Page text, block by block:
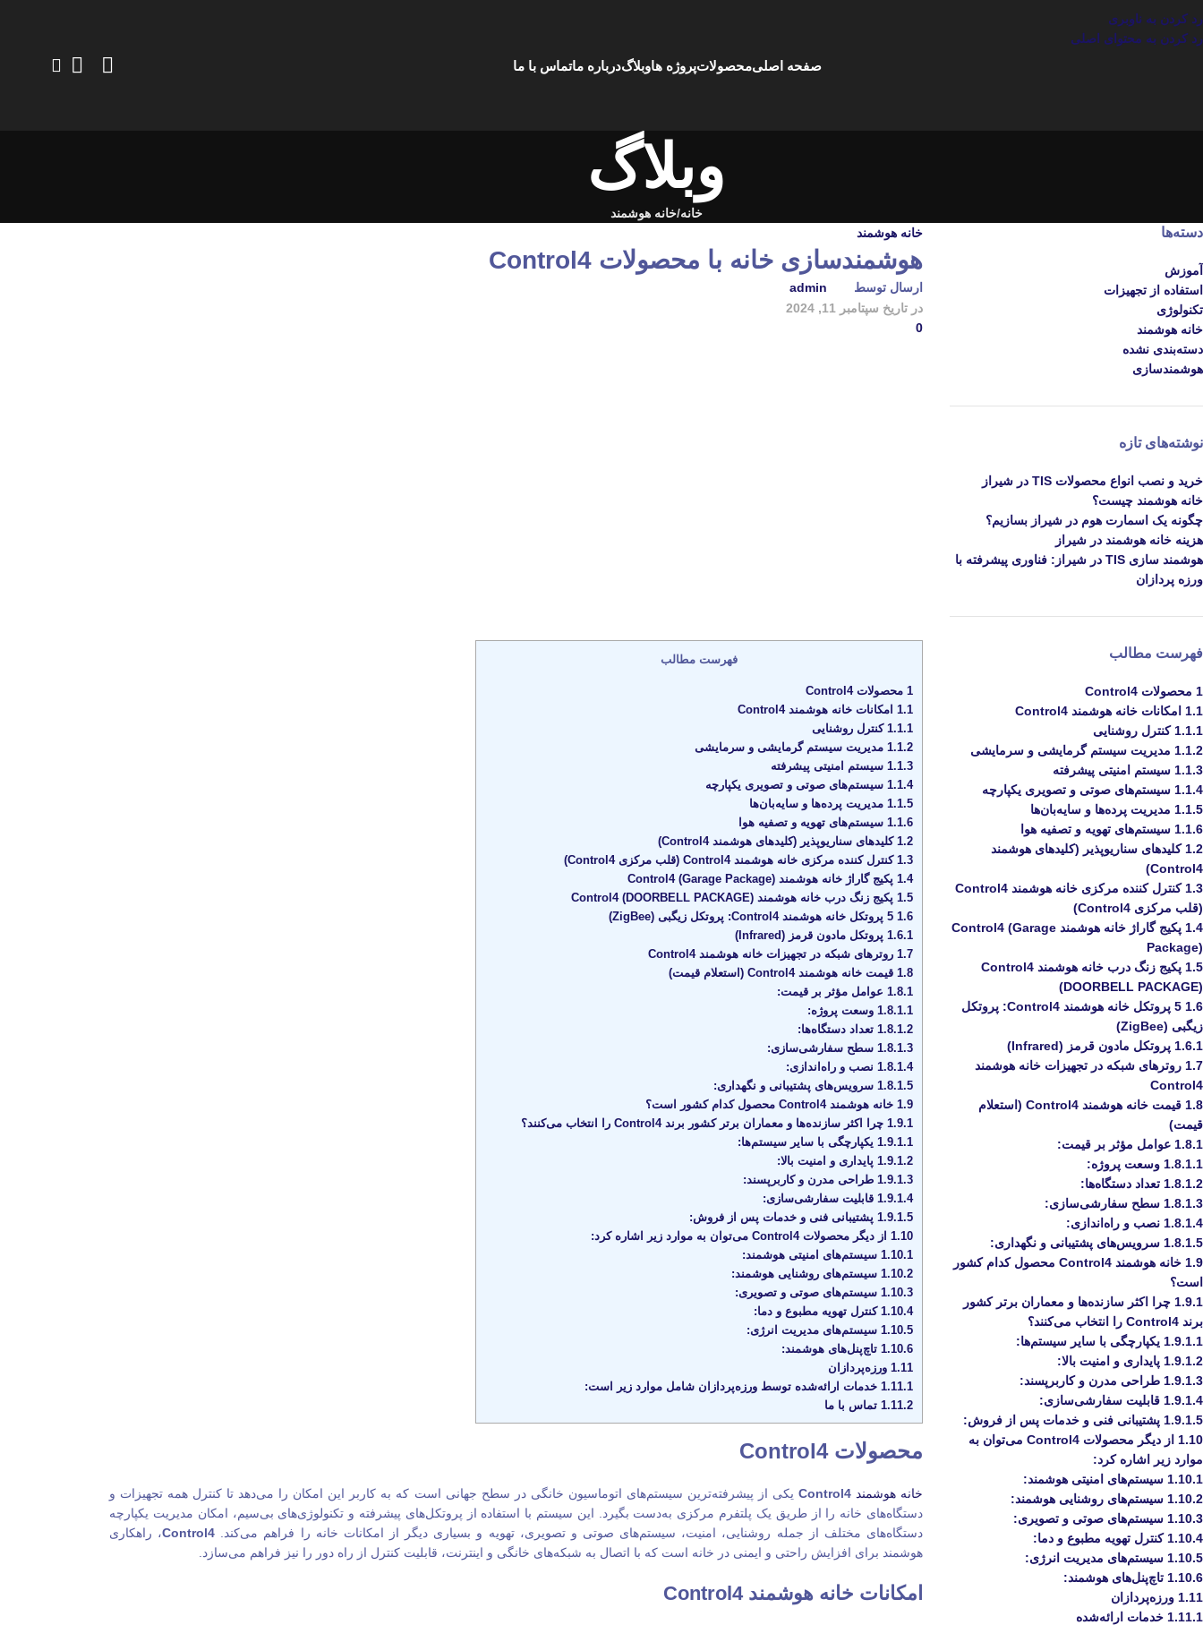
رد کردن به ناوبری
رد کردن به محتوای اصلی
صفحه اصلیمحصولاتپروژه هاوبلاگدرباره ماتماس با ما
وبلاگ
خانه خانه هوشمند
دسته‌ها
آموزش
استفاده از تجهیزات
تکنولوژی
خانه هوشمند
دسته‌بندی نشده
هوشمندسازی
نوشته‌های تازه
خرید و نصب انواع محصولات TIS در شیراز
خانه هوشمند چیست؟
چگونه یک اسمارت هوم در شیراز بسازیم؟
هزینه خانه هوشمند در شیراز
هوشمند سازی TIS در شیراز: فناوری پیشرفته با
ورزه پردازان
فهرست مطالب
1 محصولات Control4
1.1 امکانات خانه هوشمند Control4
1.1.1 کنترل روشنایی
1.1.2 مدیریت سیستم گرمایشی و سرمایشی
1.1.3 سیستم امنیتی پیشرفته
1.1.4 سیستم‌های صوتی و تصویری یکپارچه
1.1.5 مدیریت پرده‌ها و سایه‌بان‌ها
1.1.6 سیستم‌های تهویه و تصفیه هوا
1.2 کلیدهای سناریوپذیر (کلیدهای هوشمند
Control4)
1.3
کنترل کننده مرکزی خانه هوشمند Control4
(قلب مرکزی Control4)
1.4
پکیج گاراژ خانه هوشمند Control4 (Garage
Package)
1.5
پکیج زنگ درب خانه هوشمند Control4
(DOORBELL PACKAGE)
1.6
5 پروتکل خانه هوشمند Control4: پروتکل
زیگبی (ZigBee)
1.6.1 پروتکل مادون قرمز (Infrared)
1.7 روترهای شبکه در تجهیزات خانه هوشمند
Control4
1.8
قیمت خانه هوشمند Control4 (استعلام
قیمت)
1.8.1 عوامل مؤثر بر قیمت:
1.8.1.1 وسعت پروژه:
1.8.1.2 تعداد دستگاه‌ها:
1.8.1.3 سطح سفارشی‌سازی:
1.8.1.4 نصب و راه‌اندازی:
1.8.1.5 سرویس‌های پشتیبانی و نگهداری:
1.9
خانه هوشمند Control4 محصول کدام کشور
است؟
1.9.1 چرا اکثر سازنده‌ها و معماران برتر کشور
برند Control4 را انتخاب می‌کنند؟
1.9.1.1 یکپارچگی با سایر سیستم‌ها:
1.9.1.2 پایداری و امنیت بالا:
1.9.1.3 طراحی مدرن و کاربرپسند:
1.9.1.4 قابلیت سفارشی‌سازی:
1.9.1.5 پشتیبانی فنی و خدمات پس از فروش:
1.10
از دیگر محصولات Control4 می‌توان به
موارد زیر اشاره کرد:
1.10.1 سیستم‌های امنیتی هوشمند:
1.10.2 سیستم‌های روشنایی هوشمند:
1.10.3 سیستم‌های صوتی و تصویری:
1.10.4 کنترل تهویه مطبوع و دما:
1.10.5 سیستم‌های مدیریت انرژی:
1.10.6 تاچ‌پنل‌های هوشمند:
1.11 ورزه‌پردازان
1.11.1 خدمات ارائه‌شده
خانه هوشمند
هوشمند‌سازی خانه با محصولات Control4
ارسال توسط
admin
در تاریخ سپتامبر 11, 2024
0
فهرست مطالب
1 محصولات Control4
1.1 امکانات خانه هوشمند Control4
1.1.1 کنترل روشنایی
1.1.2 مدیریت سیستم گرمایشی و سرمایشی
1.1.3 سیستم امنیتی پیشرفته
1.1.4 سیستم‌های صوتی و تصویری یکپارچه
1.1.5 مدیریت پرده‌ها و سایه‌بان‌ها
1.1.6 سیستم‌های تهویه و تصفیه هوا
1.2 کلیدهای سناریوپذیر (کلیدهای هوشمند Control4)
1.3 کنترل کننده مرکزی خانه هوشمند Control4 (قلب مرکزی Control4)
1.4 پکیج گاراژ خانه هوشمند Control4 (Garage Package)
1.5 پکیج زنگ درب خانه هوشمند Control4 (DOORBELL PACKAGE)
1.6
1.6.1 پروتکل مادون قرمز (Infrared)
1.7 روترهای شبکه در تجهیزات خانه هوشمند Control4
1.8 قیمت خانه هوشمند Control4 (استعلام قیمت)
1.8.1 عوامل مؤثر بر قیمت:
1.8.1.1 وسعت پروژه:
1.8.1.2 تعداد دستگاه‌ها:
1.8.1.3 سطح سفارشی‌سازی:
1.8.1.4 نصب و راه‌اندازی:
1.8.1.5 سرویس‌های پشتیبانی و نگهداری:
1.9 خانه هوشمند Control4 محصول کدام کشور است؟
1.9.1 چرا اکثر سازنده‌ها و معماران برتر کشور برند Control4 را انتخاب می‌کنند؟
1.9.1.1 یکپارچگی با سایر سیستم‌ها:
1.9.1.2 پایداری و امنیت بالا:
1.9.1.3 طراحی مدرن و کاربرپسند:
1.9.1.4 قابلیت سفارشی‌سازی:
1.9.1.5 پشتیبانی فنی و خدمات پس از فروش:
1.10 از دیگر محصولات Control4 می‌توان به موارد زیر اشاره کرد:
1.10.1 سیستم‌های امنیتی هوشمند:
1.10.2 سیستم‌های روشنایی هوشمند:
1.10.3 سیستم‌های صوتی و تصویری:
1.10.4 کنترل تهویه مطبوع و دما:
1.10.5 سیستم‌های مدیریت انرژی:
1.10.6 تاچ‌پنل‌های هوشمند:
1.11 ورزه‌پردازان
1.11.1 خدمات ارائه‌شده توسط ورزه‌پردازان شامل موارد زیر است:
1.11.2 تماس با ما
محصولات Control4
خانه هوشمند Control4 یکی از پیشرفته‌ترین سیستم‌های اتوماسیون خانگی در سطح جهانی است که به کاربر این امکان را می‌دهد تا کنترل همه تجهیزات و
دستگاه‌های خانه را از طریق یک پلتفرم مرکزی به‌دست بگیرد. این سیستم با استفاده از پروتکل‌های پیشرفته و تکنولوژی‌های بی‌سیم، امکان مدیریت یکپارچه
دستگاه‌های مختلف از جمله روشنایی، امنیت، سیستم‌های صوتی و تصویری، تهویه و بسیاری دیگر از امکانات خانه را فراهم می‌کند. Control4، راهکاری
هوشمند برای افزایش راحتی و ایمنی در خانه است که با اتصال به شبکه‌های خانگی و اینترنت، قابلیت کنترل از راه دور را نیز فراهم می‌سازد.
امکانات خانه هوشمند Control4